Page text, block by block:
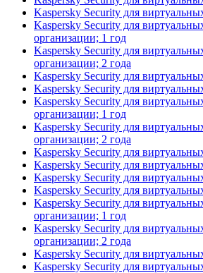
Kaspersky Security для
Kaspersky Security для
организации; 1 год
Kaspersky Security для
организации; 2 года
Kaspersky Security для
Kaspersky Security для
Kaspersky Security для
организации; 1 год
Kaspersky Security для
организации; 2 года
Kaspersky Security для
Kaspersky Security для
Kaspersky Security для
Kaspersky Security для
Kaspersky Security для
организации; 1 год
Kaspersky Security для
организации; 2 года
Kaspersky Security для
Kaspersky Security для